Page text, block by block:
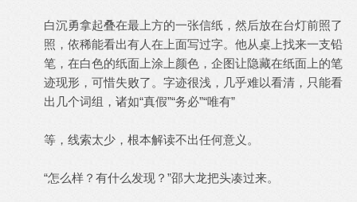
白沉勇拿起叠在最上方的一张信纸，然后放在台灯前照了
照，依稀能看出有人在上面写过字。他从桌上找来一支铅
笔，在白色的纸面上涂上颜色，企图让隐藏在纸面上的笔
迹现形，可惜失败了。字迹很浅，几乎难以看清，只能看
出几个词组，诸如“真假”“务必”“唯有”
等，线索太少，根本解读不出任何意义。
“怎么样？有什么发现？”邵大龙把头凑过来。